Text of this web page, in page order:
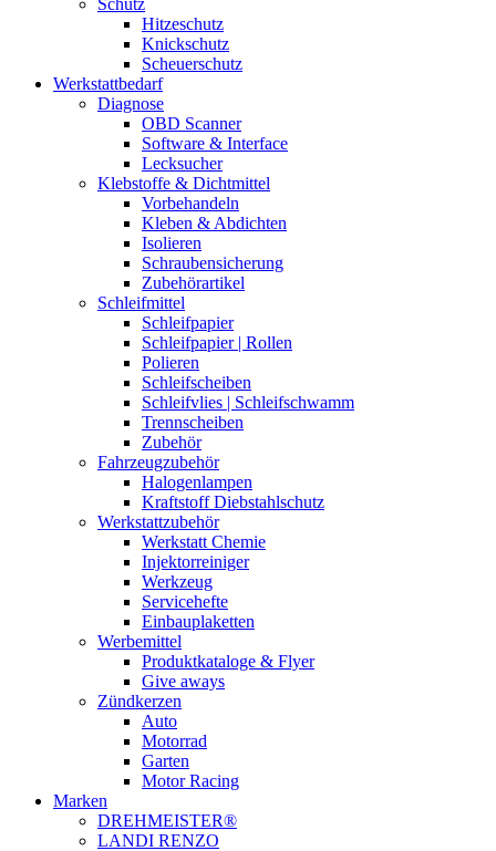
Hitzeschutz
Knickschutz
Scheuerschutz
Werkstattbedarf
Diagnose
OBD Scanner
Software & Interface
Lecksucher
Klebstoffe & Dichtmittel
Vorbehandeln
Kleben & Abdichten
Isolieren
Schraubensicherung
Zubehörartikel
Schleifmittel
Schleifpapier
Schleifpapier | Rollen
Polieren
Schleifscheiben
Schleifvlies | Schleifschwamm
Trennscheiben
Zubehör
Fahrzeugzubehör
Halogenlampen
Kraftstoff Diebstahlschutz
Werkstattzubehör
Werkstatt Chemie
Injektorreiniger
Werkzeug
Servicehefte
Einbauplaketten
Werbemittel
Produktkataloge & Flyer
Give aways
Zündkerzen
Auto
Motorrad
Garten
Motor Racing
Marken
DREHMEISTER®
LANDI RENZO